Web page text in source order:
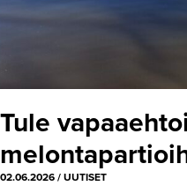
Tule
02.06.2026/UUTISET